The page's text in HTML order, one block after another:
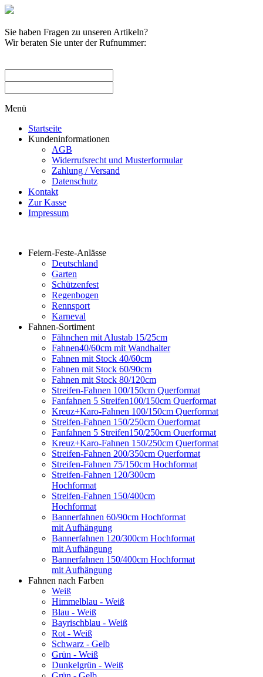
Sie haben Fragen zu unseren Artikeln?
Wir beraten Sie unter der Rufnummer:
Menü
Startseite
Kundeninformationen
AGB
Widerrufsrecht und Musterformular
Zahlung / Versand
Datenschutz
Kontakt
Zur Kasse
Impressum
Feiern-Feste-Anlässe
Deutschland
Garten
Schützenfest
Regenbogen
Rennsport
Karneval
Fahnen-Sortiment
Fähnchen mit Alustab 15/25cm
Fahnen40/60cm mit Wandhalter
Fahnen mit Stock 40/60cm
Fahnen mit Stock 60/90cm
Fahnen mit Stock 80/120cm
Streifen-Fahnen 100/150cm Querformat
Fanfahnen 5 Streifen100/150cm Querformat
Kreuz+Karo-Fahnen 100/150cm Querformat
Streifen-Fahnen 150/250cm Ouerformat
Fanfahnen 5 Streifen150/250cm Ouerformat
Kreuz+Karo-Fahnen 150/250cm Querformat
Streifen-Fahnen 200/350cm Querformat
Streifen-Fahnen 75/150cm Hochformat
Streifen-Fahnen 120/300cm
Hochformat
Streifen-Fahnen 150/400cm
Hochformat
Bannerfahnen 60/90cm Hochformat
mit Aufhängung
Bannerfahnen 120/300cm Hochformat
mit Aufhängung
Bannerfahnen 150/400cm Hochformat
mit Aufhängung
Fahnen nach Farben
Weiß
Himmelblau - Weiß
Blau - Weiß
Bayrischblau - Weiß
Rot - Weiß
Schwarz - Gelb
Grün - Weiß
Dunkelgrün - Weiß